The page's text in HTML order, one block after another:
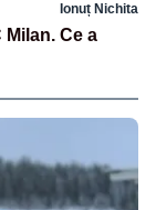
Ionuț Nichita
Ce a